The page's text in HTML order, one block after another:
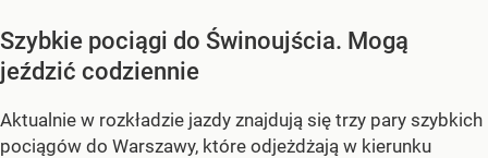
Szybkie pociągi do Świnoujścia. Mogą
jeździć codziennie
Aktualnie w rozkładzie jazdy znajdują się trzy pary szybkich
pociągów do Warszawy, które odjeżdżają w kierunku